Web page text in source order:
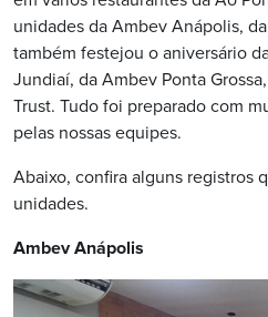
unidades da Ambev Anápolis,
também festejou o aniversário
Jundiaí, da Ambev Ponta
Trust. Tudo foi preparado com
pelas nossas equipes.
Abaixo, confira alguns registros
unidades.
Ambev Anápolis